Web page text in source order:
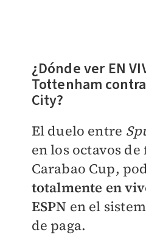
¿Dónde ver EN
Tottenham
City?
El duelo entre
en los octavos
Carabao Cup,
totalmente en
ESPN en el
de paga.